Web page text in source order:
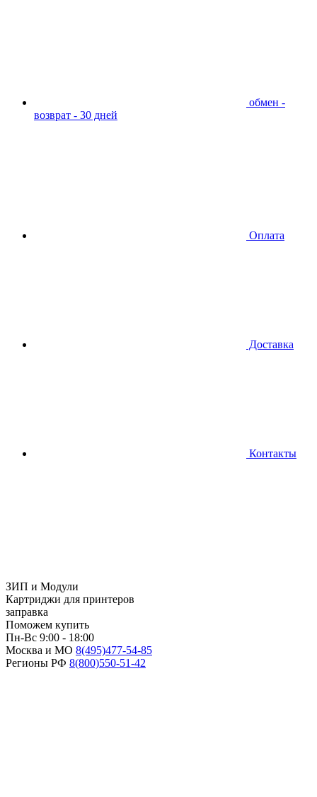
обмен -
возврат - 30 дней
Оплата
Доставка
Контакты
ЗИП и Модули
Картриджи для принтеров
заправка
Поможем купить
Пн-Вс 9:00 - 18:00
Москва и МО 8(495)477-54-85
Регионы РФ 8(800)550-51-42